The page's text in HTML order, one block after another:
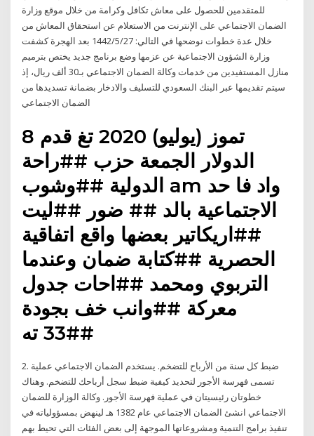
للمتقدمين للحصول على معاش تكافل وكرامة من خلال موقع وزارة
الضمان الاجتماعي على الإنترنت من الاستعلام عن استحقاق المعاش من
خلال عدة خطوات نوضحها في التالي: 27‏‏/5‏‏/1442 بعد الهجرة كشفت
وزارة الشؤون الاجتماعية عن عزمها وضع برنامج جديد يختص بترميم
منازل المستفيدين من خدمات وكالة الضمان الاجتماعي بـ30 ألف ريال، إذ
سيتم تقديمها عبر البنك السعودي للتسليف والادخار بضمانة تسديدها من
الضمان الاجتماعي
8 تموز (يوليو) 2020 تغ قدم
الدولار الجمعة حزب ##راحة
الدولية ##وشوب am واد فا حد
الاجتماعية بالد ## ضور ##ليت
##اريكاتير بعضها واقع اتفاقية
الحصرية ##كتابة ضمان وعندما
التربوي ومحمد ##احات جدول
معركة ##وانب خف بجودة
##33 ته
2. ضبط كل سنة من الأرباح للتضخم. يستخدم الضمان الاجتماعي عملية
تسمى فهرسة الأجور لتحديد كيفية ضبط سجل أرباحك للتضخم. وهناك
خطوتان رئيسيتان في عملية فهرسة الأجور. وكالة الوزارة للضمان
الاجتماعي انشئ الضمان الاجتماعي عام 1382 هـ لينهض بمسؤولياته في
تنفيذ برامج التنمية ومشروعاتها الموجهة إلى بعض الفئات التي تحيط بهم